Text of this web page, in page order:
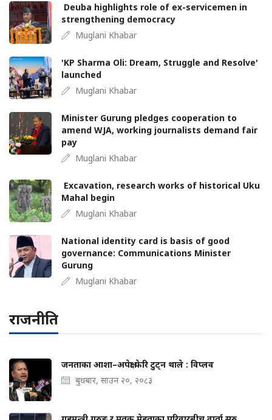
Deuba highlights role of ex-servicemen in
strengthening democracy
Muglani Khabar
'KP Sharma Oli: Dream, Struggle and Resolve'
launched
Muglani Khabar
Minister Gurung pledges cooperation to
amend WJA, working journalists demand fair
pay
Muglani Khabar
Excavation, research works of historical Uku
Mahal begin
Muglani Khabar
National identity card is basis of good
governance: Communications Minister
Gurung
Muglani Khabar
राजनीति
जनताका आशा–अपेक्षा फेरि टुट्न थाले : विप्लव
बुधबार, साउन २०, २०८३